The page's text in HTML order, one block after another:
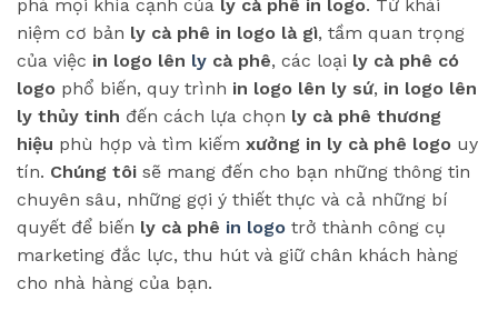
phá mọi khía cạnh của ly cà phê in logo. Từ khái
niệm cơ bản ly cà phê in logo là gì, tầm quan trọng
của việc in logo lên ly cà phê, các loại ly cà phê có
logo phổ biến, quy trình in logo lên ly sứ, in logo lên
ly thủy tinh đến cách lựa chọn ly cà phê thương
hiệu phù hợp và tìm kiếm xưởng in ly cà phê logo uy
tín. Chúng tôi sẽ mang đến cho bạn những thông tin
chuyên sâu, những gợi ý thiết thực và cả những bí
quyết để biến ly cà phê in logo trở thành công cụ
marketing đắc lực, thu hút và giữ chân khách hàng
cho nhà hàng của bạn.